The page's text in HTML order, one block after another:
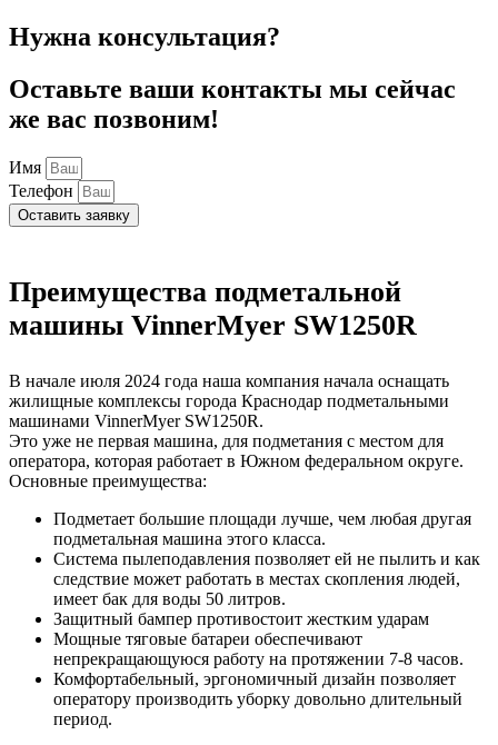
Нужна консультация?
Оставьте ваши контакты мы сейчас
же вас позвоним!
Имя
Телефон
Оставить заявку
Преимущества подметальной
машины VinnerMyer SW1250R
В начале июля 2024 года наша компания начала оснащать
жилищные комплексы города Краснодар подметальными
машинами VinnerMyer SW1250R.
Это уже не первая машина, для подметания с местом для
оператора, которая работает в Южном федеральном округе.
Основные преимущества:
Подметает большие площади лучше, чем любая другая
подметальная машина этого класса.
Система пылеподавления позволяет ей не пылить и как
следствие может работать в местах скопления людей,
имеет бак для воды 50 литров.
Защитный бампер противостоит жестким ударам
Мощные тяговые батареи обеспечивают
непрекращающуюся работу на протяжении 7-8 часов.
Комфортабельный, эргономичный дизайн позволяет
оператору производить уборку довольно длительный
период.